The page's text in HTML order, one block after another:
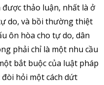
thảo luận, nhất là ở
do, và bồi thường thiệt
ôn hòa cho tự do, dân
phải chỉ là một nhu cầu
bắt buộc của luật pháp
hỏi một cách dứt